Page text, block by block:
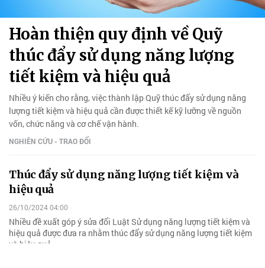
Hoàn thiện quy định về Quỹ
thúc đẩy sử dụng năng lượng
tiết kiệm và hiệu quả
Nhiều ý kiến cho rằng, việc thành lập Quỹ thúc đẩy sử dụng năng
lượng tiết kiệm và hiệu quả cần được thiết kế kỹ lưỡng về nguồn
vốn, chức năng và cơ chế vận hành.
NGHIÊN CỨU - TRAO ĐỔI
Thúc đẩy sử dụng năng lượng tiết kiệm và
hiệu quả
26/10/2024 04:00
Nhiều đề xuất góp ý sửa đổi Luật Sử dụng năng lượng tiết kiệm và
hiệu quả được đưa ra nhằm thúc đẩy sử dụng năng lượng tiết kiệm
và hiệu quả.